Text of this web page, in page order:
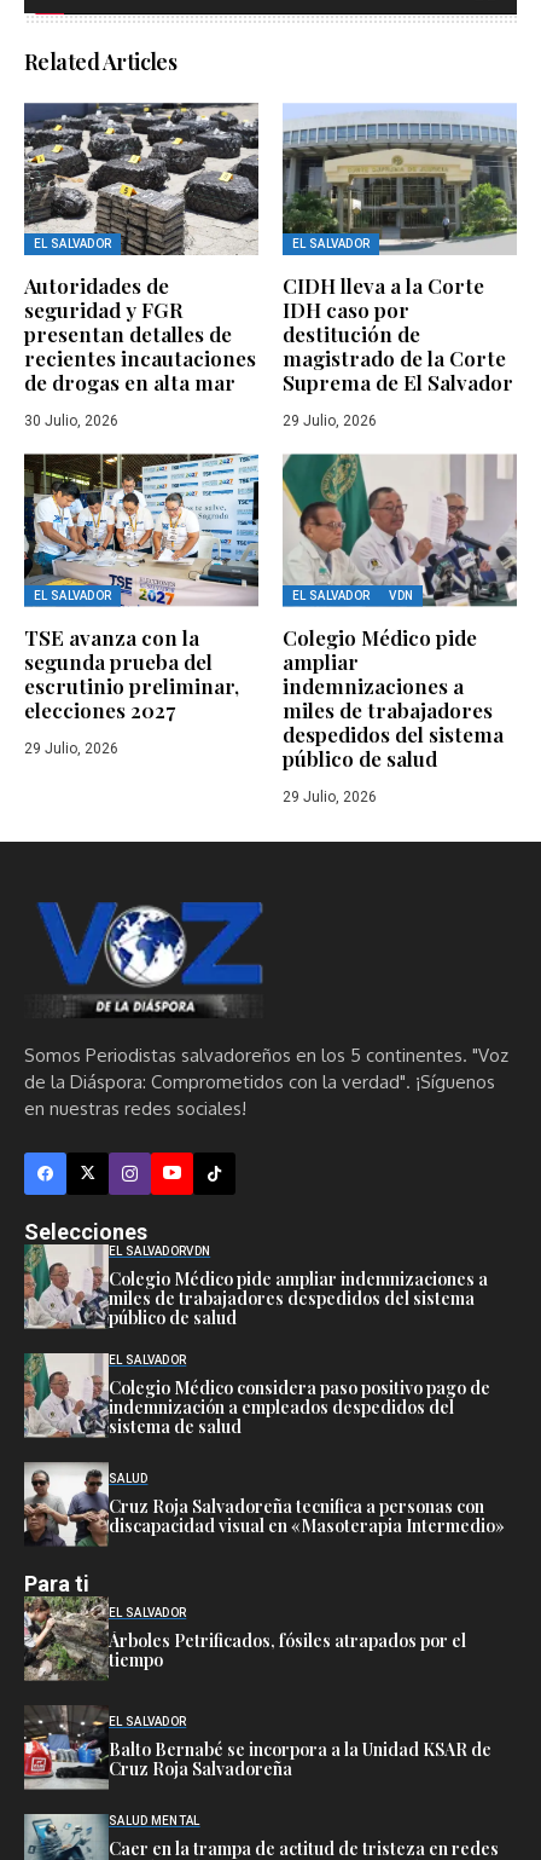
Related Articles
EL SALVADOR
Autoridades de
seguridad y FGR
presentan detalles de
recientes incautaciones
de drogas en alta mar
30 Julio, 2026
EL SALVADOR
CIDH lleva a la Corte
IDH caso por
destitución de
magistrado de la Corte
Suprema de El Salvador
29 Julio, 2026
EL SALVADOR
TSE avanza con la
segunda prueba del
escrutinio preliminar,
elecciones 2027
29 Julio, 2026
EL SALVADOR VDN
Colegio Médico pide
ampliar
indemnizaciones a
miles de trabajadores
despedidos del sistema
público de salud
29 Julio, 2026
Somos Periodistas salvadoreños en los 5 continentes. "Voz
de la Diáspora: Comprometidos con la verdad". ¡Síguenos
en nuestras redes sociales!
Selecciones
EL SALVADORVDN
Colegio Médico pide ampliar indemnizaciones a
miles de trabajadores despedidos del sistema
público de salud
EL SALVADOR
Colegio Médico considera paso positivo pago de
indemnización a empleados despedidos del
sistema de salud
SALUD
Cruz Roja Salvadoreña tecnifica a personas con
discapacidad visual en «Masoterapia Intermedio»
Para ti
EL SALVADOR
Árboles Petrificados, fósiles atrapados por el
tiempo
EL SALVADOR
Balto Bernabé se incorpora a la Unidad KSAR de
Cruz Roja Salvadoreña
SALUD MENTAL
Caer en la trampa de actitud de tristeza en redes